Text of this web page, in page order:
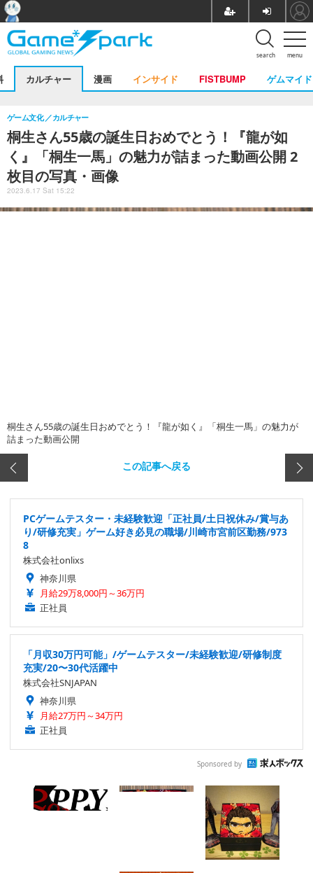
menu
search
カルチャー 漫画 インサイド FISTBUMP ゲムマイド
桐生さん55歳の誕生日おめでとう！『龍が如
く』「桐生一馬」の魅力が詰まった動画公開 2
枚目の写真・画像
ゲーム文化 カルチャー
2023.6.17 Sat 15:22
桐生さん55歳の誕生日おめでとう！『龍が如く』「桐生一馬」の魅力が
詰まった動画公開
この記事へ戻る
PCゲームテスター・未経験歓迎「正社員/土日祝休み/賞与あ
り/研修充実」ゲーム好き必見の職場/川崎市宮前区勤務/973
8
株式会社onlixs
神奈川県
月給29万8,000円～36万円
正社員
「月収30万円可能」/ゲームテスター/未経験歓迎/研修制度
充実/20〜30代活躍中
株式会社SNJAPAN
神奈川県
月給27万円～34万円
正社員
Sponsored by